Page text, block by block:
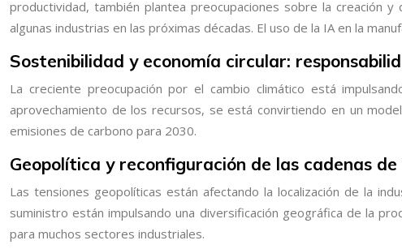
productividad, también plantea preocupaciones sobre la creación
algunas industrias en las próximas décadas. El uso de la IA en la
Sostenibilidad y economía circular:
La creciente preocupación por el cambio climático está
aprovechamiento de los recursos, se está convirtiendo en un
emisiones de carbono para 2030.
Geopolítica y reconfiguración de las cadenas
Las tensiones geopolíticas están afectando la localización de la
suministro están impulsando una diversificación geográfica de la
para muchos sectores industriales.